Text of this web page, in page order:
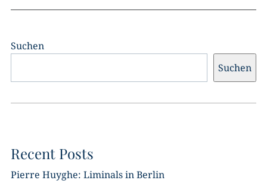
Suchen
Suchen
Recent Posts
Pierre Huyghe: Liminals in Berlin